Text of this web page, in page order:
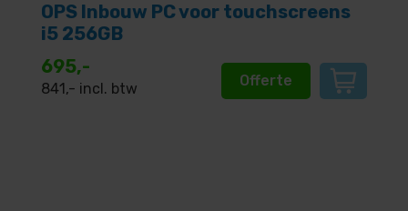
OPS Inbouw PC voor touchscreens
i5 256GB
695,-
841,- incl. btw Offerte